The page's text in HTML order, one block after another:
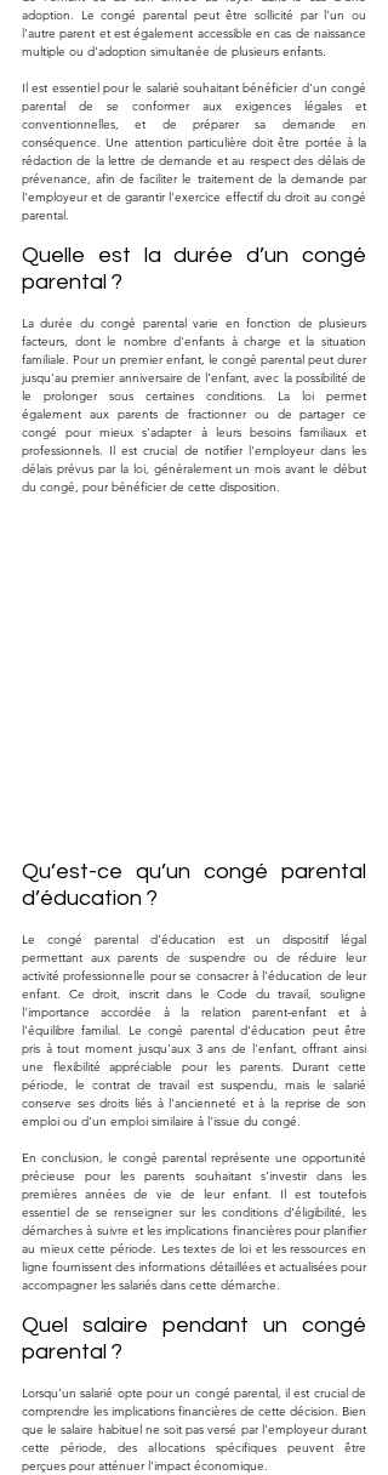
adoption. Le congé parental peut être sollicité par l'un ou
l'autre parent et est également accessible en cas de naissance
multiple ou d'adoption simultanée de plusieurs enfants.
Il est essentiel pour le salarié souhaitant bénéficier d'un congé
parental de se conformer aux exigences légales et
conventionnelles, et de préparer sa demande en
conséquence. Une attention particulière doit être portée à la
rédaction de la lettre de demande et au respect des délais de
prévenance, afin de faciliter le traitement de la demande par
l'employeur et de garantir l'exercice effectif du droit au congé
parental.
Quelle est la durée d’un congé
parental ?
La durée du congé parental varie en fonction de plusieurs
facteurs, dont le nombre d'enfants à charge et la situation
familiale. Pour un premier enfant, le congé parental peut durer
jusqu'au premier anniversaire de l'enfant, avec la possibilité de
le prolonger sous certaines conditions. La loi permet
également aux parents de fractionner ou de partager ce
congé pour mieux s'adapter à leurs besoins familiaux et
professionnels. Il est crucial de notifier l'employeur dans les
délais prévus par la loi, généralement un mois avant le début
du congé, pour bénéficier de cette disposition.
Qu’est-ce qu’un congé parental
d’éducation ?
Le congé parental d'éducation est un dispositif légal
permettant aux parents de suspendre ou de réduire leur
activité professionnelle pour se consacrer à l'éducation de leur
enfant. Ce droit, inscrit dans le Code du travail, souligne
l'importance accordée à la relation parent-enfant et à
l'équilibre familial. Le congé parental d'éducation peut être
pris à tout moment jusqu'aux 3 ans de l'enfant, offrant ainsi
une flexibilité appréciable pour les parents. Durant cette
période, le contrat de travail est suspendu, mais le salarié
conserve ses droits liés à l'ancienneté et à la reprise de son
emploi ou d'un emploi similaire à l'issue du congé.
En conclusion, le congé parental représente une opportunité
précieuse pour les parents souhaitant s'investir dans les
premières années de vie de leur enfant. Il est toutefois
essentiel de se renseigner sur les conditions d'éligibilité, les
démarches à suivre et les implications financières pour planifier
au mieux cette période. Les textes de loi et les ressources en
ligne fournissent des informations détaillées et actualisées pour
accompagner les salariés dans cette démarche.
Quel salaire pendant un congé
parental ?
Lorsqu'un salarié opte pour un congé parental, il est crucial de
comprendre les implications financières de cette décision. Bien
que le salaire habituel ne soit pas versé par l'employeur durant
cette période, des allocations spécifiques peuvent être
perçues pour atténuer l'impact économique.